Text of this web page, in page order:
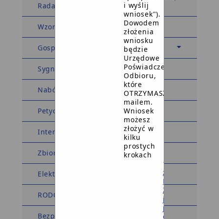
Rada Młodzieżowa
Wzory wniosków i formularzy
Gospodarka i finanse
Sygnaliści
Nabór na ławników
Petycje
Interpelacje
Zbiory rejestry i archiwa
Elektroniczna Skrzynka Podawcza
RODO
Bezpłatna Pomoc Prawna
i wyślij
wniosek").
Dowodem
złożenia
wniosku
będzie
Urzędowe
Poświadczenie
Odbioru,
które
OTRZYMASZ
mailem.
Wniosek
możesz
złożyć w
kilku
prostych
krokach
1
załóż
Profil
Zaufany
jeśli
jeszcze
go